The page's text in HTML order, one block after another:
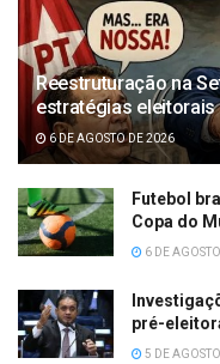
Reestruturação na
estratégias eleitorais
6 DE AGOSTO DE 2026
Futebol
Copa do
6 DE
pré-
5 DE